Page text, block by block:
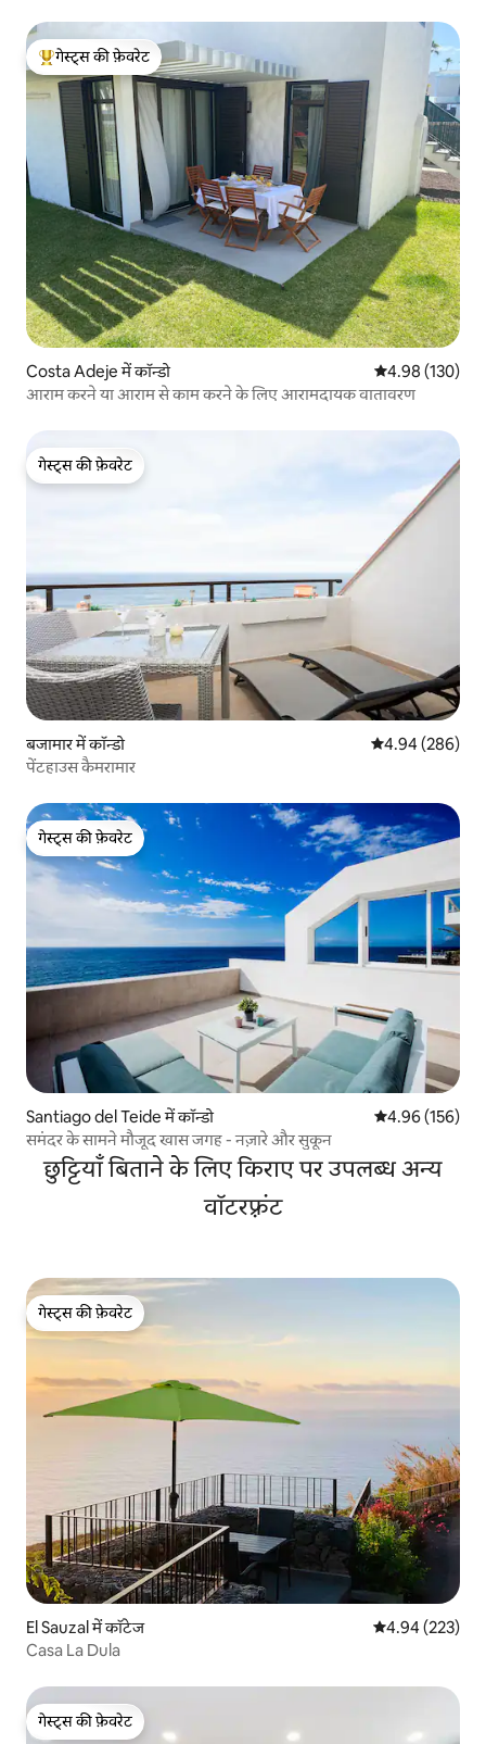
गेस्ट्स का टॉप फ़ेवरेट
गेस्ट्स की फ़ेवरेट
Costa Adeje में कॉन्डो औसत रेटिंग 5 में से
4.98 (130)
आराम करने या आराम से काम करने के लिए आरामदायक वातावरण
गेस्ट्स की फ़ेवरेट
गेस्ट्स की फ़ेवरेट
बजामार में कॉन्डो औसत रेटिंग 5 में से
4.94 (286)
पेंटहाउस कैमरामार
गेस्ट्स की फ़ेवरेट
गेस्ट्स की फ़ेवरेट
Santiago del Teide में कॉन्डो औसत रेटिंग 5 में से
4.96 (156)
समंदर के सामने मौजूद खास जगह - नज़ारे और सुकून
छुट्टियाँ बिताने के लिए किराए पर उपलब्ध अन्य
वॉटरफ़्रंट
गेस्ट्स की फ़ेवरेट
गेस्ट्स की फ़ेवरेट
El Sauzal में कॉटेज औसत रेटिंग 5 में से
4.94 (223)
Casa La Dula
गेस्ट्स की फ़ेवरेट
गेस्ट्स की फ़ेवरेट